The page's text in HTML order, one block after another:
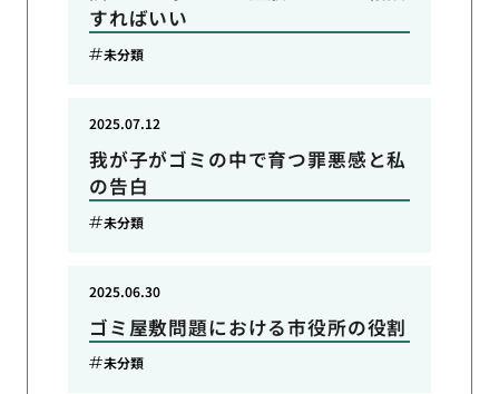
すればいい
未分類
我が子がゴミの中で育つ罪悪感と私
の告白
2025.07.12
未分類
ゴミ屋敷問題における市役所の役割
2025.06.30
未分類